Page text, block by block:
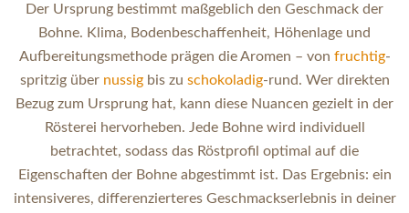
Der Ursprung bestimmt maßgeblich den Geschmack der
Bohne. Klima, Bodenbeschaffenheit, Höhenlage und
Aufbereitungsmethode prägen die Aromen – von fruchtig-
spritzig über nussigbis zu schokoladig-rund. Wer direkten
Bezug zum Ursprung hat, kann diese Nuancen gezielt in der
Rösterei hervorheben. Jede Bohne wird individuell
betrachtet, sodass das Röstprofil optimal auf die
Eigenschaften der Bohne abgestimmt ist. Das Ergebnis: ein
intensiveres, differenzierteres Geschmackserlebnis in deiner